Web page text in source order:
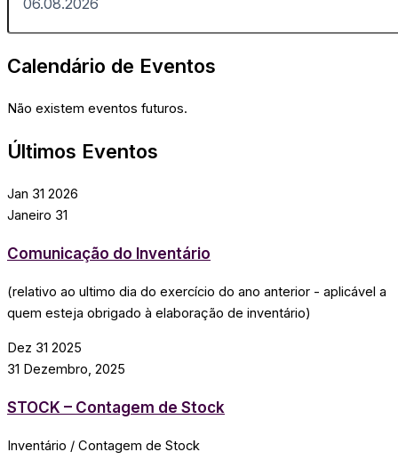
Calendário de Eventos
Não existem eventos futuros.
Últimos Eventos
Jan 31 2026
Janeiro 31
Comunicação do Inventário
(relativo ao ultimo dia do exercício do ano anterior - aplicável a
quem esteja obrigado à elaboração de inventário)
Dez 31 2025
31 Dezembro, 2025
STOCK – Contagem de Stock
Inventário / Contagem de Stock